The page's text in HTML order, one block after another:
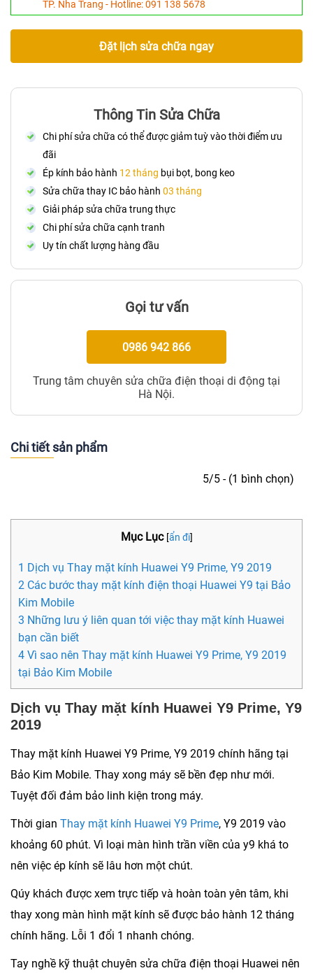
TP. Nha Trang - Hotline:091 138 5678
Đặt lịch sửa chữa ngay
Thông Tin Sửa Chữa
Chi phí sửa chữa có thể được giảm tuỳ vào thời điểm ưu
đãi
Ép kính bảo hành 12 tháng bụi bọt, bong keo
Sửa chữa thay IC bảo hành 03 tháng
Giải pháp sửa chữa trung thực
Chi phí sửa chữa cạnh tranh
Uy tín chất lượng hàng đầu
Gọi tư vấn
0986 942 866
Trung tâm chuyên sửa chữa điện thoại di động tại
Hà Nội.
Chi tiết sản phẩm
5/5 - (1 bình chọn)
Mục Lục [ẩn đi]
1 Dịch vụ Thay mặt kính Huawei Y9 Prime, Y9 2019
2 Các bước thay mặt kính điện thoại Huawei Y9 tại Bảo
Kim Mobile
3 Những lưu ý liên quan tới việc thay mặt kính Huawei
bạn cần biết
4 Vì sao nên Thay mặt kính Huawei Y9 Prime, Y9 2019
tại Bảo Kim Mobile
Dịch vụ Thay mặt kính Huawei Y9 Prime, Y9
2019
Thay mặt kính Huawei Y9 Prime, Y9 2019 chính hãng tại
Bảo Kim Mobile. Thay xong máy sẽ bền đẹp như mới.
Tuyệt đối đảm bảo linh kiện trong máy.
Thời gian Thay mặt kính Huawei Y9 Prime, Y9 2019 vào
khoảng 60 phút. Vì loại màn hình trần viền của y9 khá to
nên việc ép kính sẽ lâu hơn một chút.
Qúy khách được xem trực tiếp và hoàn toàn yên tâm, khi
thay xong màn hình mặt kính sẽ được bảo hành 12 tháng
chính hãng. Lỗi 1 đổi 1 nhanh chóng.
Tay nghề kỹ thuật chuyên sửa chữa điện thoại Huawei nên